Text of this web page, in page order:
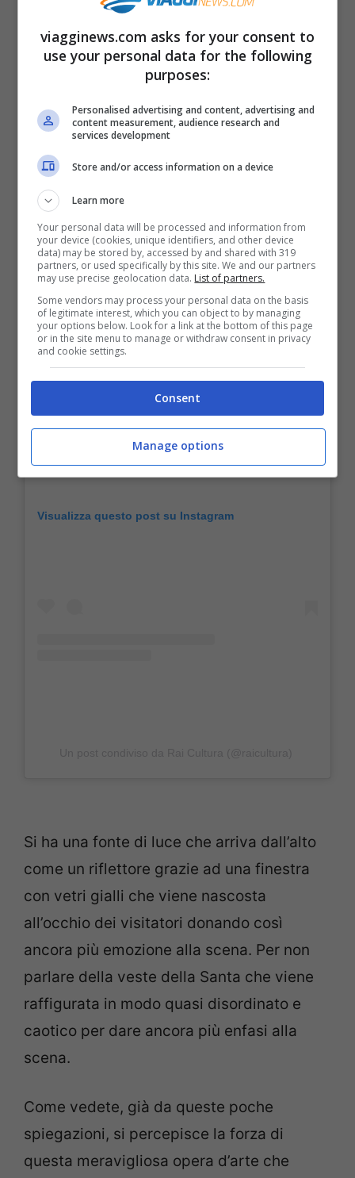
e artista al nuovo Papa che sembrava non
riconoscere la sua bravura. Per questo la
statua è così imponente e viene
elevati dell’arte barocca dell’epoca. Non
solo la scultura è stata studiata con
attenzione, ma anche la collocazione è
frutto di una analisi approfondita.
Visualizza questo post su Instagram
Si ha una fonte di luce che arriva dall’alto
come un riflettore grazie ad una finestra
con vetri gialli che viene nascosta
all’occhio dei visitatori donando così
ancora più emozione alla scena. Per non
parlare della veste della Santa che viene
raffigurata in modo quasi disordinato e
caotico per dare ancora più enfasi alla
scena.
Come vedete, già da queste poche
spiegazioni, si percepisce la forza di
questa meravigliosa opera d’arte che
viagginews.com asks for your consent to
use your personal data for the following
purposes:
Personalised advertising and content, advertising and
content measurement, audience research and
services development
Store and/or access information on a device
Learn more
Your personal data will be processed and information from
your device (cookies, unique identifiers, and other device
data) may be stored by, accessed by and shared with 319
partners, or used specifically by this site. We and our partners
may use precise geolocation data. List of partners.
Some vendors may process your personal data on the basis
of legitimate interest, which you can object to by managing
your options below. Look for a link at the bottom of this page
or in the site menu to manage or withdraw consent in privacy
and cookie settings.
Consent
Manage options